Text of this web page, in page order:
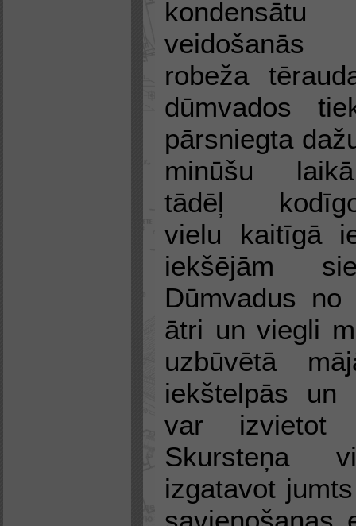
kondensātu
veidošanās
robeža
dūmvados
pārsniegta
minūšu
tādēļ
vielu kaitīgā
iekšējām
Dūmvadus
ātri un viegli
uzbūvētā
iekštelpās un
var izvietot
Skursteņa
izgatavot